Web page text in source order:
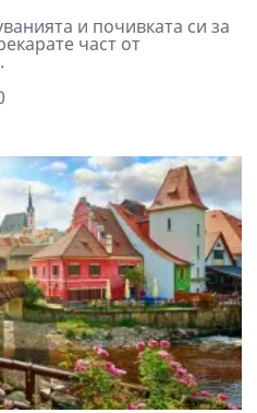
и почивката си за
част от